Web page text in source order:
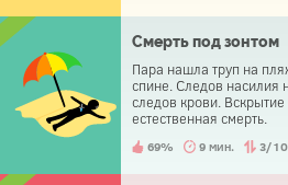
Смерть под зонтом
Пара нашла труп на
спине. Следов насилия
следов крови.
естественная смерть.
69% 9 мин. 3/10